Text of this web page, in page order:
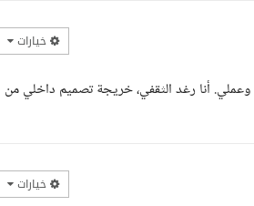
خيارات
أنا رغد الثقفي، خريجة تصميم داخلي من
خيارات